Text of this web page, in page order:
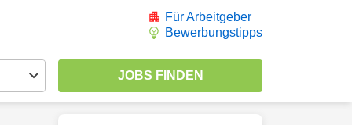
Für Arbeitgeber
Bewerbungstipps